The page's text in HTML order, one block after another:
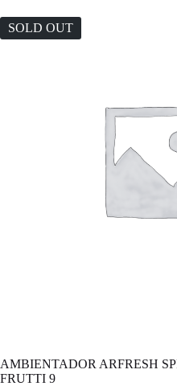
SOLD OUT
AMBIENTADOR ARFRESH
FRUTTI 9